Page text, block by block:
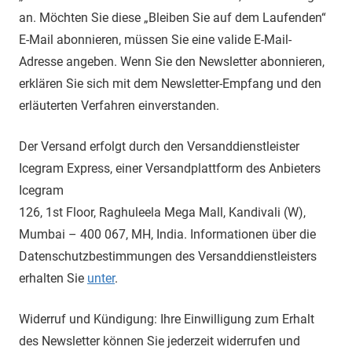
an. Möchten Sie diese „Bleiben Sie auf dem Laufenden“
E-Mail abonnieren, müssen Sie eine valide E-Mail-
Adresse angeben. Wenn Sie den Newsletter abonnieren,
erklären Sie sich mit dem Newsletter-Empfang und den
erläuterten Verfahren einverstanden.
Der Versand erfolgt durch den Versanddienstleister
Icegram Express, einer Versandplattform des Anbieters
Icegram
126, 1st Floor, Raghuleela Mega Mall, Kandivali (W),
Mumbai – 400 067, MH, India. Informationen über die
Datenschutzbestimmungen des Versanddienstleisters
erhalten Sie unter.
Widerruf und Kündigung: Ihre Einwilligung zum Erhalt
des Newsletter können Sie jederzeit widerrufen und